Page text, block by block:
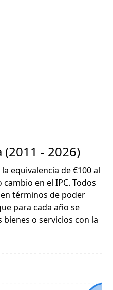
- 2026)
equivalencia de €100 al
en el IPC. Todos
términos de poder
para cada año se
o servicios con la